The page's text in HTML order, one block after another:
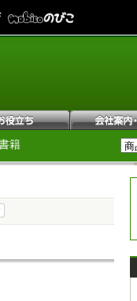
籍